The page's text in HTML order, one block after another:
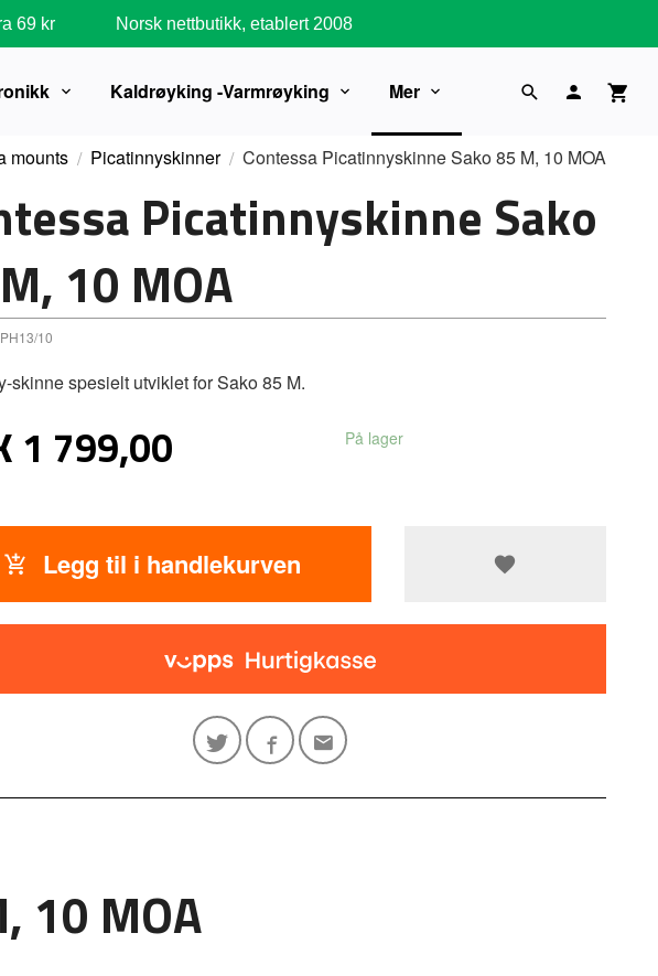
69 kr Norsk nettbutikk, etablert 2008
Kaldrøyking -Varmrøyking Mer
mounts Picatinnyskinner Contessa Picatinnyskinne Sako 85 M, 10 MOA
Picatinnyskinne Sako
10 MOA
PH13/10
skinne spesielt utviklet for Sako 85 M.
1 799,00 På lager
Legg til i handlekurven
10 MOA